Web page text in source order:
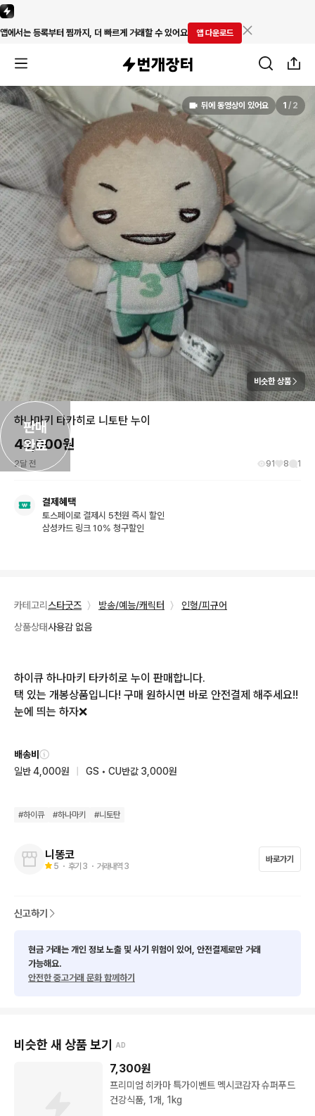
앱에서는 등록부터 찜까지, 더 빠르게 거래할 수 있어요 앱 다운로드
판매
완료
뒤에 동영상이 있어요 1 / 2
비슷한 상품
하나마키 타카히로 니토탄 누이
43,000원
2달 전 91 8 1
결제혜택
토스페이로 결제시 5천원 즉시 할인
삼성카드 링크 10% 청구할인
카테고리 스타굿즈 〉 방송/예능/캐릭터 〉
인형/피규어
상품상태사용감 없음
하이큐 하나마키 타카히로 누이 판매합니다.
택 있는 개봉상품입니다! 구매 원하시면 바로 안전결제 해주세요!!
눈에 띄는 하자❌️
배송비
일반 4,000원
GS • CU반값 3,000원
#하이큐 #하나마키 #니토탄
니똥코
5 ・ 후기 3 ・ 거래내역 3
바로가기
신고하기
현금 거래는 개인 정보 노출 및 사기 위험이 있어, 안전결제로만 거래
가능해요.
안전한 중고거래 문화 함께하기
비슷한 새 상품 보기 AD
7,300원
프리미엄 히카마 특가이벤트 멕시코감자 슈퍼푸드
건강식품, 1개, 1kg